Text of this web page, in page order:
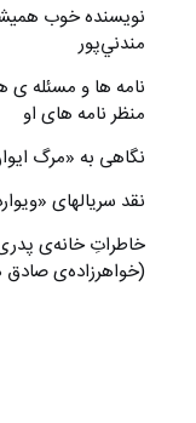
نويسنده خوب
مندني‌پور
نامه ها و مسئله
منظر نامه های او
نگاهی به «مرگ
نقد سریالهای
خاطراتِ خانه‌ی
(خواهرزاده‌ی